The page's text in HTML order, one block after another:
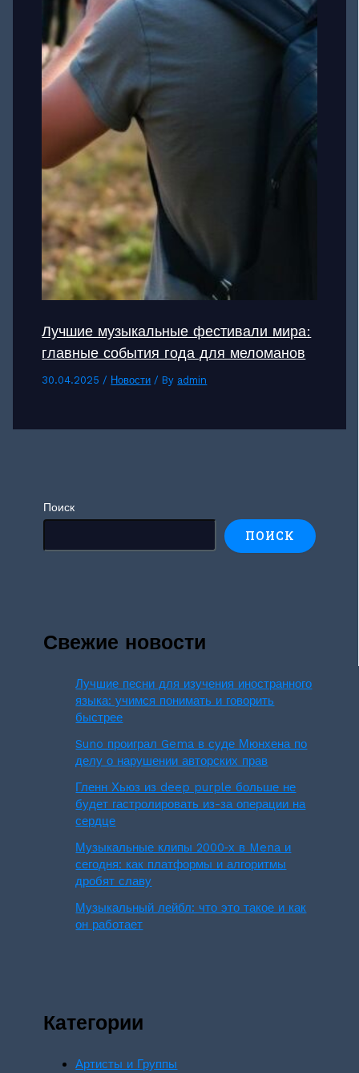
Лучшие музыкальные фестивали мира:
главные события года для меломанов
30.04.2025/ Новости / By admin
Поиск
ПОИСК
Свежие новости
Лучшие песни для изучения иностранного
языка: учимся понимать и говорить
быстрее
Suno проиграл Gema в суде Мюнхена по
делу о нарушении авторских прав
Гленн Хьюз из deep purple больше не
будет гастролировать из-за операции на
сердце
Музыкальные клипы 2000‑х в Mena и
сегодня: как платформы и алгоритмы
дробят славу
Музыкальный лейбл: что это такое и как
он работает
Категории
Артисты и Группы